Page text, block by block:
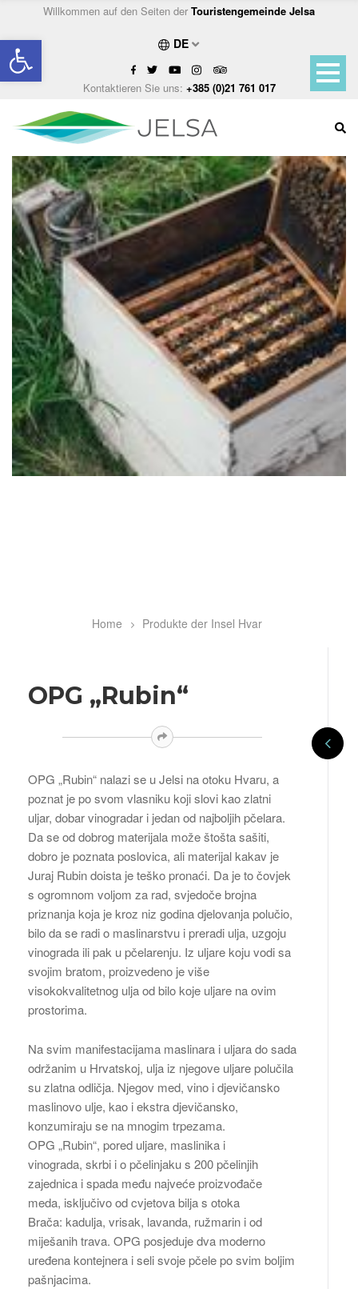
Open toolbar
Willkommen auf den Seiten der Touristengemeinde Jelsa
DE
Kontaktieren Sie uns: +385 (0)21 761 017
Breadcrumb
Home Produkte der Insel Hvar
OPG „Rubin“
OPG „Rubin“ nalazi se u Jelsi na otoku Hvaru, a
poznat je po svom vlasniku koji slovi kao zlatni
uljar, dobar vinogradar i jedan od najboljih pčelara.
Da se od dobrog materijala može štošta sašiti,
dobro je poznata poslovica, ali materijal kakav je
Juraj Rubin doista je teško pronaći. Da je to čovjek
s ogromnom voljom za rad, svjedoče brojna
priznanja koja je kroz niz godina djelovanja polučio,
bilo da se radi o maslinarstvu i preradi ulja, uzgoju
vinograda ili pak u pčelarenju. Iz uljare koju vodi sa
svojim bratom, proizvedeno je više
visokokvalitetnog ulja od bilo koje uljare na ovim
prostorima.
Na svim manifestacijama maslinara i uljara do sada
održanim u Hrvatskoj, ulja iz njegove uljare polučila
su zlatna odličja. Njegov med, vino i djevičansko
maslinovo ulje, kao i ekstra djevičansko,
konzumiraju se na mnogim trpezama.
OPG „Rubin“, pored uljare, maslinika i
vinograda, skrbi i o pčelinjaku s 200 pčelinjih
zajednica i spada među najveće proizvođače
meda, isključivo od cvjetova bilja s otoka
Brača: kadulja, vrisak, lavanda, ružmarin i od
miješanih trava. OPG posjeduje dva moderno
uređena kontejnera i seli svoje pčele po svim boljim
pašnjacima.